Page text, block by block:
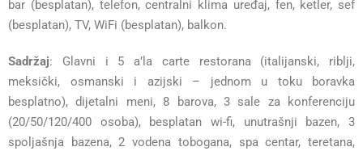
bar (besplatan), telefon, centralni klima uređaj, fen, ketler, sef
(besplatan), TV, WiFi (besplatan), balkon.
Sadržaj: Glavni i 5 a’la carte restorana (italijanski, riblji,
meksički, osmanski i azijski – jednom u toku boravka
besplatno), dijetalni meni, 8 barova, 3 sale za konferenciju
(20/50/120/400 osoba), besplatan wi-fi, unutrašnji bazen, 3
spoljašnja bazena, 2 vodena tobogana, spa centar, teretana,